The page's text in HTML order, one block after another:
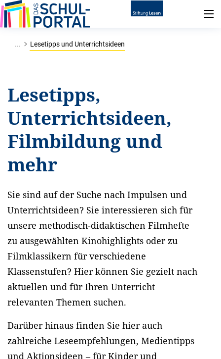
... Lesetipps und Unterrichtsideen
Lesetipps,
Unterrichtsideen,
Filmbildung und
mehr
Sie sind auf der Suche nach Impulsen und
Unterrichtsideen? Sie interessieren sich für
unsere methodisch-didaktischen Filmhefte
zu ausgewählten Kinohighlights oder zu
Filmklassikern für verschiedene
Klassenstufen? Hier können Sie gezielt nach
aktuellen und für Ihren Unterricht
relevanten Themen suchen.
Darüber hinaus finden Sie hier auch
zahlreiche Leseempfehlungen, Medientipps
und Aktionsideen – für Kinder und